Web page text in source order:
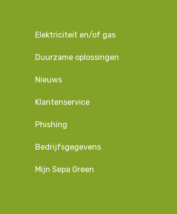
Elektriciteit en/of gas
Duurzame oplossingen
Nieuws
Klantenservice
Phishing
Bedrijfsgegevens
Mijn Sepa Green